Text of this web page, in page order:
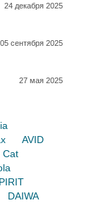
24 декабря 2025
05 сентября 2025
27 мая 2025
AVID
Cat
DAIWA